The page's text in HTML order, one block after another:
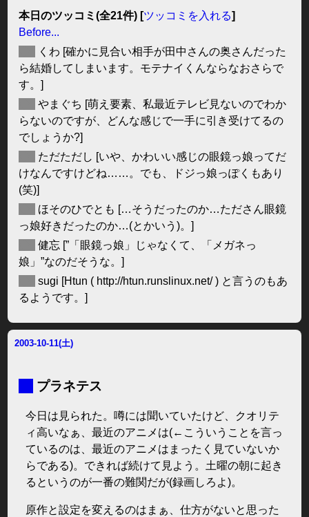
本日のツッコミ(全21件) [ツッコミを入れる]
Before...
くわ [確かに見合い相手が田中さんの奥さんだった
ら結婚してしまいます。モテナイくんならなおさらで
す。]
やまぐち [萌え要素、私最近テレビ見ないのでわか
らないのですが、どんな感じで一手に引き受けてるの
でしょうか?]
ただただし [いや、かわいい感じの眼鏡っ娘ってだ
けなんですけどね……。でも、ドジっ娘っぽくもあり
(笑)]
ほそのひでとも […そうだったのか…たださん眼鏡
っ娘好きだったのか…(とかいう)。]
健忘 [”「眼鏡っ娘」じゃなくて、「メガネっ
娘」”なのだそうな。]
sugi [Htun ( http://htun.runslinux.net/ ) と言うのもあ
るようです。]
2003-10-11(土)
プラネテス
今日は見られた。噂には聞いていたけど、クオリテ
ィ高いなぁ、最近のアニメは(←こういうことを言っ
ているのは、最近のアニメはまったく見ていないか
らである)。できれば続けて見よう。土曜の朝に起き
るというのが一番の難関だが(録画しろよ)。
原作と設定を変えるのはまぁ、仕方がないと思った